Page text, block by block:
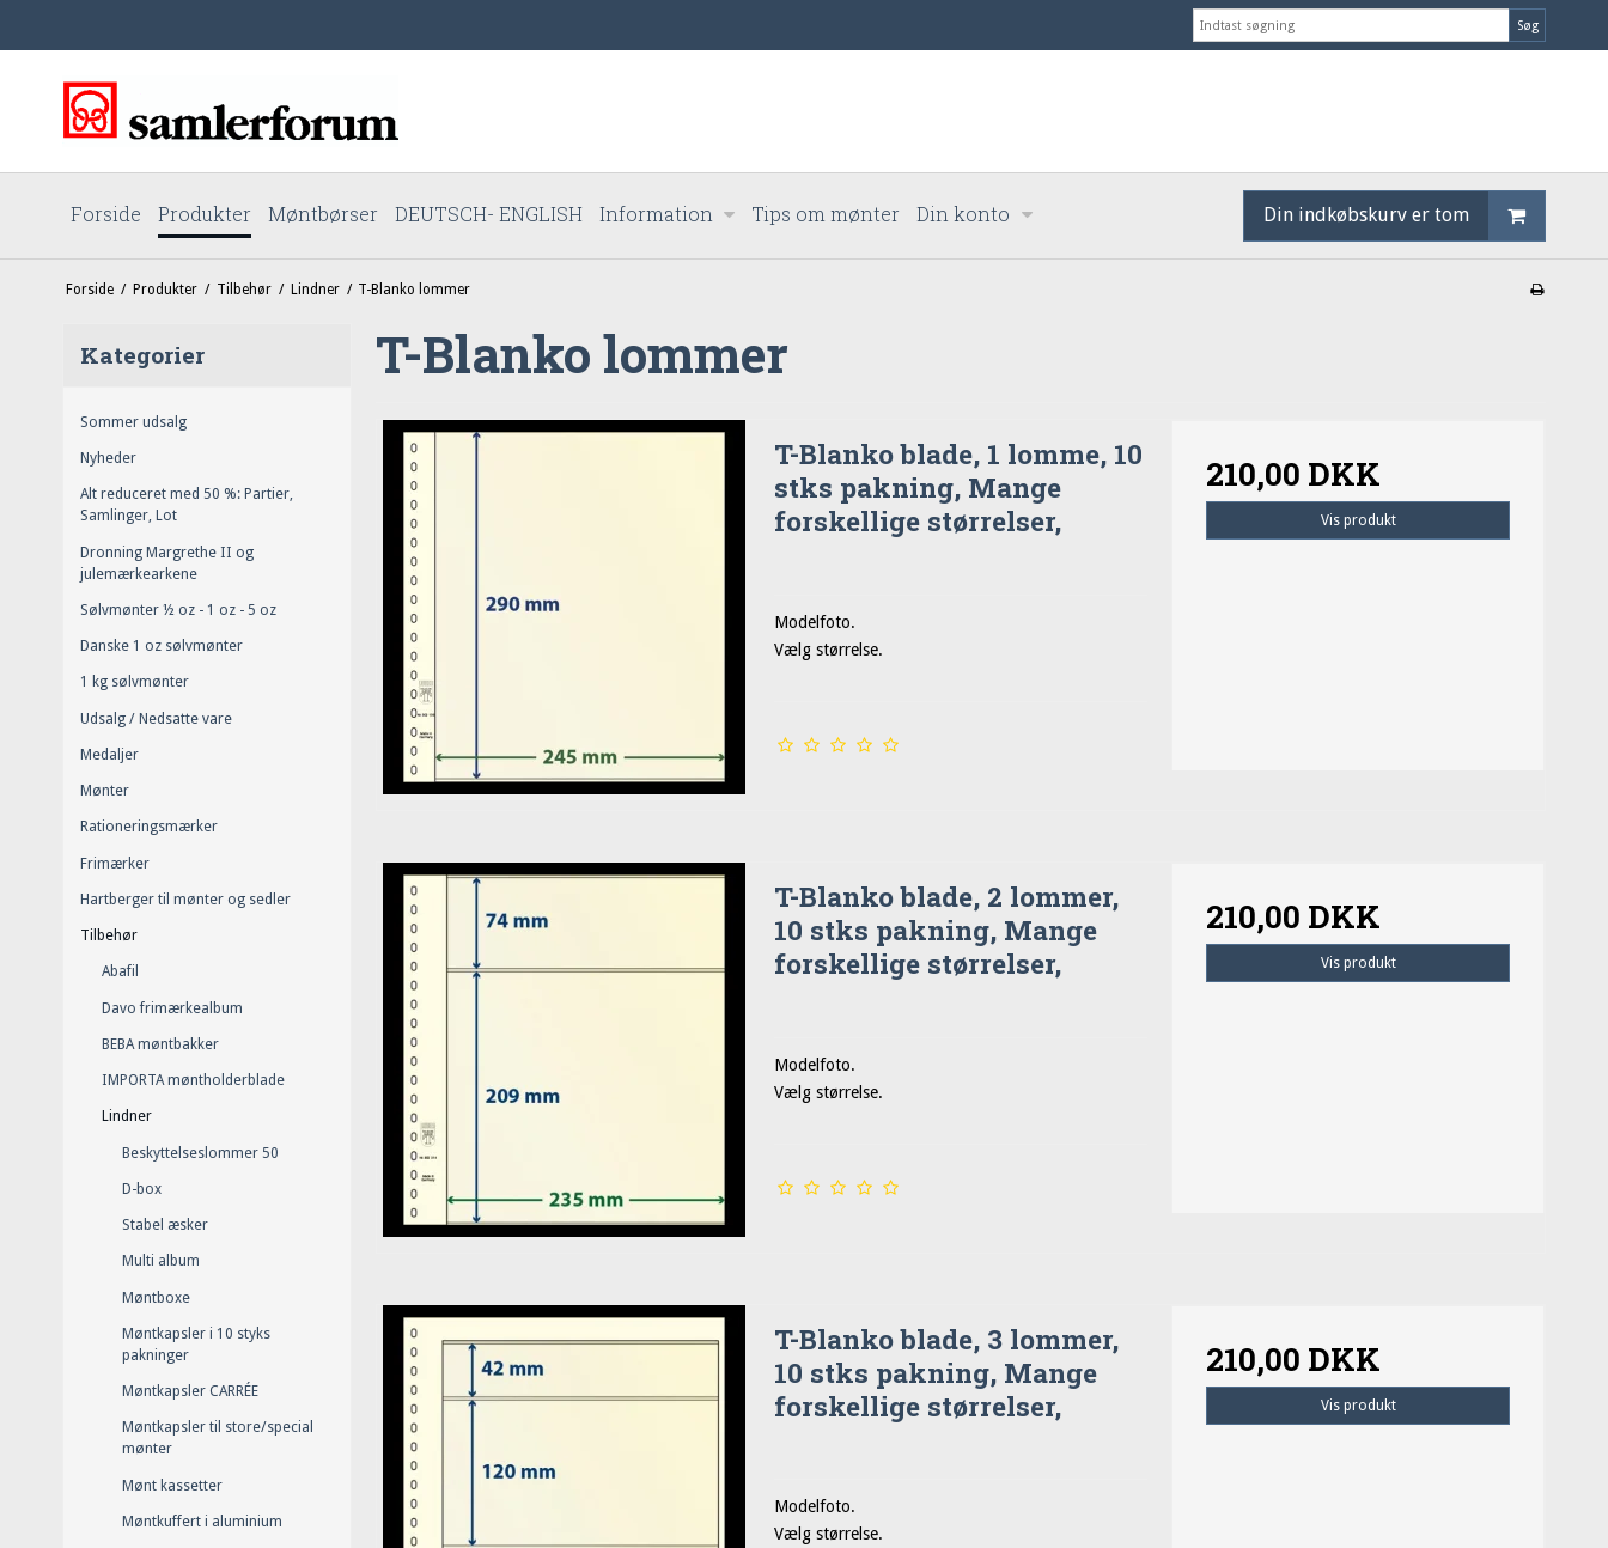
Søg
Forside Produkter Møntbørser DEUTSCH- ENGLISH Information Tips om mønter Din konto Din indkøbskurv er tom
Forside / Produkter / Tilbehør / Lindner / T-Blanko lommer
Kategorier
Sommer udsalg
Nyheder
Alt reduceret med 50 %: Partier,
Samlinger, Lot
Dronning Margrethe II og
julemærkearkene
Sølvmønter ½ oz - 1 oz - 5 oz
Danske 1 oz sølvmønter
1 kg sølvmønter
Udsalg / Nedsatte vare
Medaljer
Mønter
Rationeringsmærker
Frimærker
Hartberger til mønter og sedler
Tilbehør
Abafil
Davo frimærkealbum
BEBA møntbakker
IMPORTA møntholderblade
Lindner
Beskyttelseslommer 50
D-box
Stabel æsker
Multi album
Møntboxe
Møntkapsler i 10 styks
pakninger
Møntkapsler CARRÉE
Møntkapsler til store/special
mønter
Mønt kassetter
Møntkuffert i aluminium
T-Blanko lommer
T-Blanko blade, 1 lomme, 10
stks pakning, Mange
forskellige størrelser,
Modelfoto.
Vælg størrelse.
210,00 DKK
Vis produkt
T-Blanko blade, 2 lommer,
10 stks pakning, Mange
forskellige størrelser,
Modelfoto.
Vælg størrelse.
210,00 DKK
Vis produkt
T-Blanko blade, 3 lommer,
10 stks pakning, Mange
forskellige størrelser,
Modelfoto.
Vælg størrelse.
210,00 DKK
Vis produkt